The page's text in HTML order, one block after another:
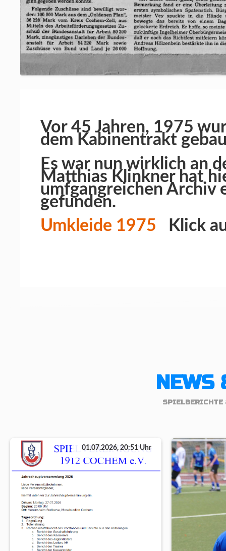
Vor 45 Jahren, 1975
dem Kabinentrakt
Es war nun wirklich an
Matthias Klinkner hat
umfgangreichen Archiv
gefunden.
Umkleide 1975 Klick
NEWS
SPIELBERICHTE
01.07.2026, 20:51 Uhr